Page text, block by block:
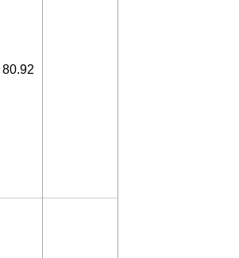
80.92